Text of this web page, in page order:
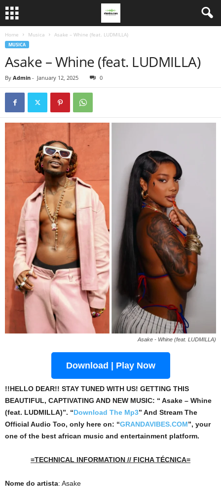
Home Musica Asake – Whine (feat. LUDMILLA)
MUSICA
Asake – Whine (feat. LUDMILLA)
By Admin - January 12, 2025 0
Asake - Whine (feat. LUDMILLA)
Download | Play Now
!!HELLO DEAR!! STAY TUNED WITH US! GETTING THIS
BEAUTIFUL, CAPTIVATING AND NEW MUSIC: “ Asake – Whine
(feat. LUDMILLA)”. “Download The Mp3” And Stream The
Official Audio Too, only here on: “GRANDAVIBES.COM”, your
one of the best african music and entertainment platform.
=TECHNICAL INFORMATION // FICHA TÉCNICA=
Nome do artista: Asake